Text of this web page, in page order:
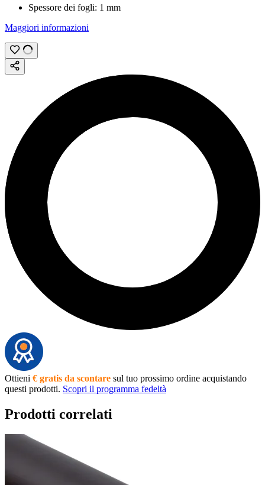
Spessore dei fogli: 1 mm
Maggiori informazioni
Ottieni € gratis da scontare sul tuo prossimo ordine acquistando
questi prodotti. Scopri il programma fedeltà
Prodotti correlati